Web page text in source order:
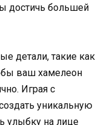
достичь большей
детали, такие как
ваш хамелеон
Играя с
уникальную
улыбку на лице